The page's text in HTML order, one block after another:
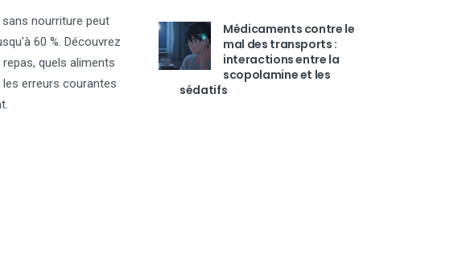
nourriture peut
60 %. Découvrez
quels aliments
erreurs courantes
Médicaments contre le
mal des transports :
interactions entre la
scopolamine et les
sédatifs